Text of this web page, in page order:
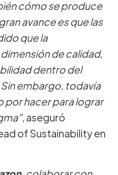
cómo se produce
avance es que las
que la
de calidad,
dentro del
embargo, todavía
por hacer para lograr
, aseguró
of Sustainability en